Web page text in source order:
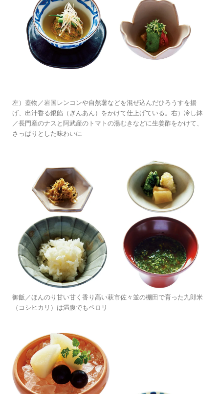
左）蓋物／岩国レンコンや自然薯などを混ぜ込んだひろうすを揚
げ、出汁香る銀餡（ぎんあん）をかけて仕上げている。右）冷し鉢
／長門産のナスと阿武産のトマトの湯むきなどに生姜酢をかけて、
さっぱりとした味わいに
御飯／ほんのり甘い甘く香り高い萩市佐々並の棚田で育った九郎米
（コシヒカリ）は満腹でもペロリ